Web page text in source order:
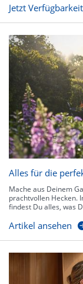
Jetzt
Alles für die
Mache aus Deinem
prachtvollen Hecken.
findest Du alles, was
Artikel ansehen